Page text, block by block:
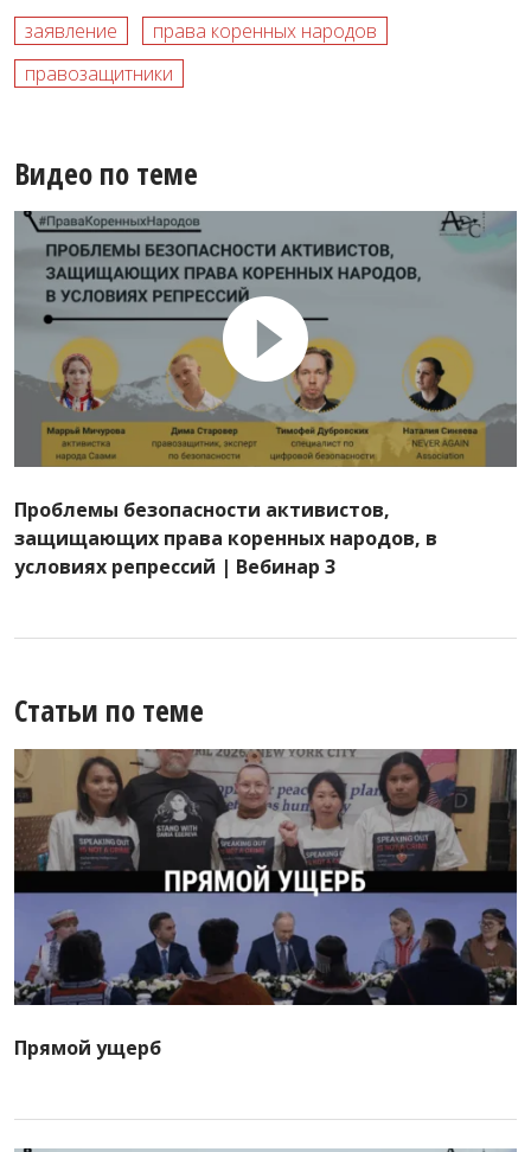
заявление
права коренных народов
правозащитники
Видео по теме
Проблемы безопасности активистов,
защищающих права коренных народов, в
условиях репрессий | Вебинар 3
Статьи по теме
Прямой ущерб